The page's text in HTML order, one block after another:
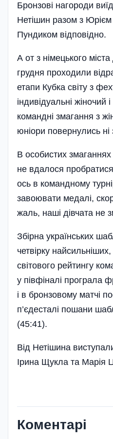
Бронзові нагороди
Нетішин разом з
Пундиком відповідно.
А от з німецького
груд­ня проходили
етапи Кубка світу з
індивідуальні жіночий
командні змагання з
юніори повернулись ні
В особистих
не вдалося
ось в командному
завоювати медалі,
жаль, наші дівчата не
Збірна українських
четвірку
світового рейтингу
у півфіналі програла
і в бронзовому матчі
п’єдесталі пошани
(45:41).
Від Нетішина
Ірина Щукла та Марія
Коментарі